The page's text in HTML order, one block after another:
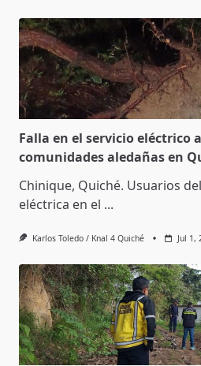
Falla en el servicio eléctrico
comunidades aledañas en
Chinique, Quiché. Usuarios
eléctrica en el ...
Karlos Toledo / Knal 4 Quiché Jul 1,